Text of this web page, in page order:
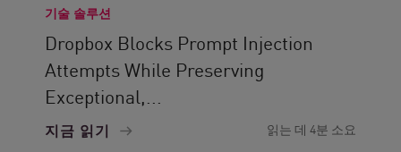
기술 솔루션
Dropbox Blocks Prompt Injection
Attempts While Preserving
Exceptional,...
지금 읽기 읽는 데 4분 소요